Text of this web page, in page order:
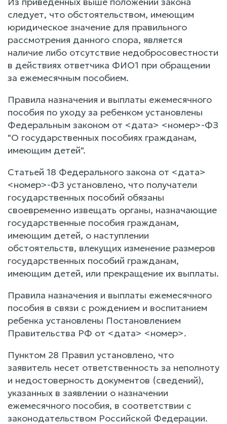
следует, что обстоятельством, имеющим
юридическое значение для правильного
рассмотрения данного спора, является
наличие либо отсутствие недобросовестности
в действиях ответчика ФИО1 при обращении
за ежемесячным пособием.
Правила назначения и выплаты ежемесячного
пособия по уходу за ребенком установлены
Федеральным законом от <дата> <номер>-ФЗ
"О государственных пособиях гражданам,
имеющим детей".
Статьей 18 Федерального закона от <дата>
<номер>-ФЗ установлено, что получатели
государственных пособий обязаны
своевременно извещать органы, назначающие
государственные пособия гражданам,
имеющим детей, о наступлении
обстоятельств, влекущих изменение размеров
государственных пособий гражданам,
имеющим детей, или прекращение их выплаты.
Правила назначения и выплаты ежемесячного
пособия в связи с рождением и воспитанием
ребенка установлены Постановлением
Правительства РФ от <дата> <номер>.
Пунктом 28 Правил установлено, что
заявитель несет ответственность за неполноту
и недостоверность документов (сведений),
указанных в заявлении о назначении
ежемесячного пособия, в соответствии с
законодательством Российской Федерации.